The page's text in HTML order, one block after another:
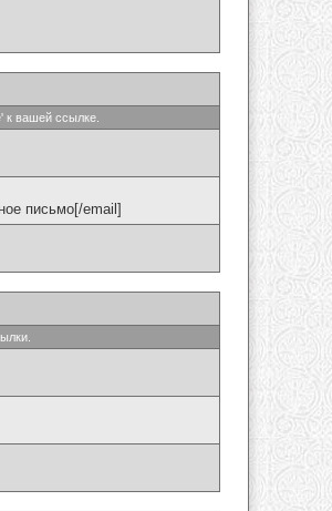
к вашей ссылке.
письмо[/email]